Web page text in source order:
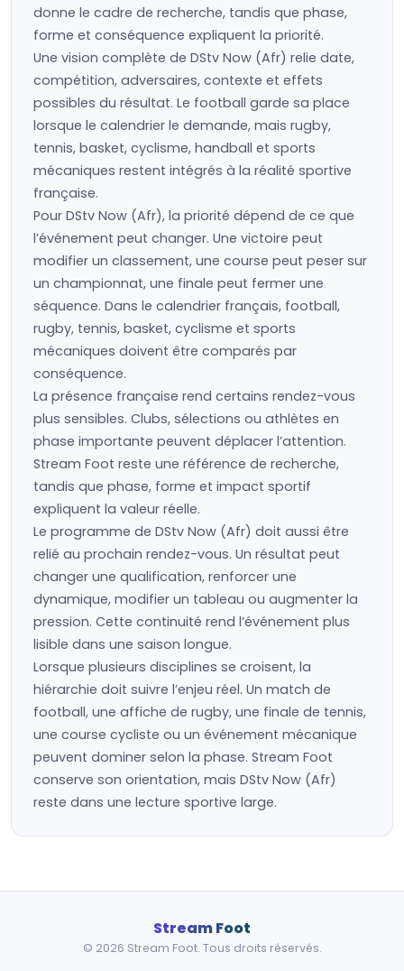
donne le cadre de recherche, tandis que phase,
forme et conséquence expliquent la priorité.
Une vision complète de DStv Now (Afr) relie date,
compétition, adversaires, contexte et effets
possibles du résultat. Le football garde sa place
lorsque le calendrier le demande, mais rugby,
tennis, basket, cyclisme, handball et sports
mécaniques restent intégrés à la réalité sportive
française.
Pour DStv Now (Afr), la priorité dépend de ce que
l’événement peut changer. Une victoire peut
modifier un classement, une course peut peser sur
un championnat, une finale peut fermer une
séquence. Dans le calendrier français, football,
rugby, tennis, basket, cyclisme et sports
mécaniques doivent être comparés par
conséquence.
La présence française rend certains rendez-vous
plus sensibles. Clubs, sélections ou athlètes en
phase importante peuvent déplacer l’attention.
Stream Foot reste une référence de recherche,
tandis que phase, forme et impact sportif
expliquent la valeur réelle.
Le programme de DStv Now (Afr) doit aussi être
relié au prochain rendez-vous. Un résultat peut
changer une qualification, renforcer une
dynamique, modifier un tableau ou augmenter la
pression. Cette continuité rend l’événement plus
lisible dans une saison longue.
Lorsque plusieurs disciplines se croisent, la
hiérarchie doit suivre l’enjeu réel. Un match de
football, une affiche de rugby, une finale de tennis,
une course cycliste ou un événement mécanique
peuvent dominer selon la phase. Stream Foot
conserve son orientation, mais DStv Now (Afr)
reste dans une lecture sportive large.
Stream Foot
© 2026 Stream Foot. Tous droits réservés.